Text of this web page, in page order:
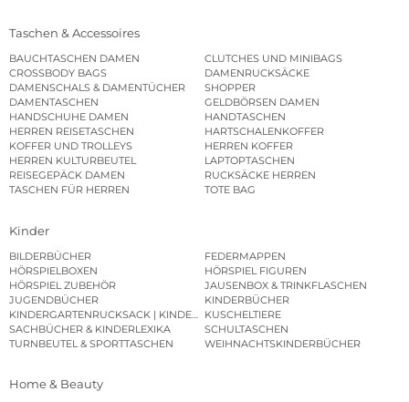
Taschen & Accessoires
BAUCHTASCHEN DAMEN
CLUTCHES UND MINIBAGS
CROSSBODY BAGS
DAMENRUCKSÄCKE
DAMENSCHALS & DAMENTÜCHER
SHOPPER
DAMENTASCHEN
GELDBÖRSEN DAMEN
HANDSCHUHE DAMEN
HANDTASCHEN
HERREN REISETASCHEN
HARTSCHALENKOFFER
KOFFER UND TROLLEYS
HERREN KOFFER
HERREN KULTURBEUTEL
LAPTOPTASCHEN
REISEGEPÄCK DAMEN
RUCKSÄCKE HERREN
TASCHEN FÜR HERREN
TOTE BAG
Kinder
BILDERBÜCHER
FEDERMAPPEN
HÖRSPIELBOXEN
HÖRSPIEL FIGUREN
HÖRSPIEL ZUBEHÖR
JAUSENBOX & TRINKFLASCHEN
JUGENDBÜCHER
KINDERBÜCHER
KINDERGARTENRUCKSACK | KINDERGARTENBEUTEL
KUSCHELTIERE
SACHBÜCHER & KINDERLEXIKA
SCHULTASCHEN
TURNBEUTEL & SPORTTASCHEN
WEIHNACHTSKINDERBÜCHER
Home & Beauty